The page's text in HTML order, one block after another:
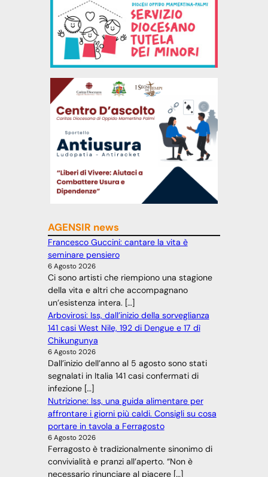
AGENSIR news
Francesco Guccini: cantare la vita è
seminare pensiero
6 Agosto 2026
Ci sono artisti che riempiono una stagione
della vita e altri che accompagnano
un’esistenza intera. […]
Arbovirosi: Iss, dall’inizio della sorveglianza
141 casi West Nile, 192 di Dengue e 17 dì
Chikungunya
6 Agosto 2026
Dall’inizio dell’anno al 5 agosto sono stati
segnalati in Italia 141 casi confermati di
infezione […]
Nutrizione: Iss, una guida alimentare per
affrontare i giorni più caldi. Consigli su cosa
portare in tavola a Ferragosto
6 Agosto 2026
Ferragosto è tradizionalmente sinonimo di
convivialità e pranzi all’aperto. “Non è
necessario rinunciare al piacere […]